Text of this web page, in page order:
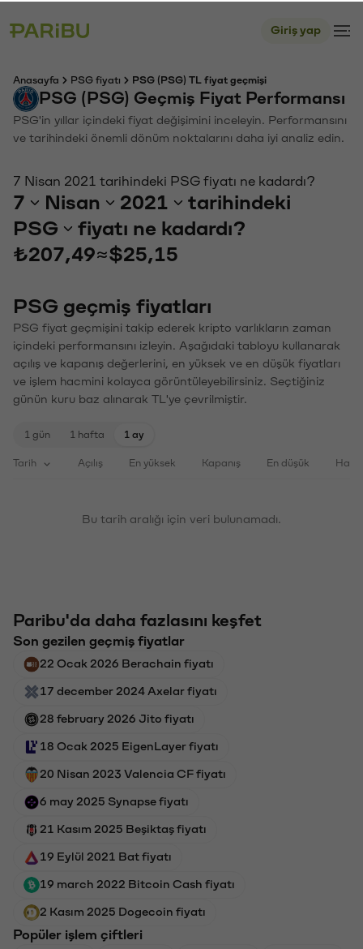
Giriş yap
Anasayfa PSG fiyatı PSG (PSG) TL fiyat geçmişi
PSG (PSG) Geçmiş Fiyat Performansı
PSG'in yıllar içindeki fiyat değişimini inceleyin. Performansını
ve tarihindeki önemli dönüm noktalarını daha iyi analiz edin.
7 Nisan 2021 tarihindeki PSG fiyatı ne kadardı?
7 Nisan 2021
tarihindeki
PSG
fiyatı ne kadardı?
₺207,49≈$25,15
PSG geçmiş fiyatları
PSG fiyat geçmişini takip ederek kripto varlıkların zaman
içindeki performansını izleyin. Aşağıdaki tabloyu kullanarak
açılış ve kapanış değerlerini, en yüksek ve en düşük fiyatları
ve işlem hacmini kolayca görüntüleyebilirsiniz. Seçtiğiniz
günün kuru baz alınarak TL'ye çevrilmiştir.
1 gün 1 hafta 1 ay
Tarih Açılış En yüksek Kapanış En düşük
Bu tarih aralığı için veri bulunamadı.
Paribu'da daha fazlasını keşfet
Son gezilen geçmiş fiyatlar
22 Ocak 2026 Berachain fiyatı
17 december 2024 Axelar fiyatı
28 february 2026 Jito fiyatı
18 Ocak 2025 EigenLayer fiyatı
20 Nisan 2023 Valencia CF fiyatı
6 may 2025 Synapse fiyatı
21 Kasım 2025 Beşiktaş fiyatı
19 Eylül 2021 Bat fiyatı
19 march 2022 Bitcoin Cash fiyatı
2 Kasım 2025 Dogecoin fiyatı
Popüler işlem çiftleri